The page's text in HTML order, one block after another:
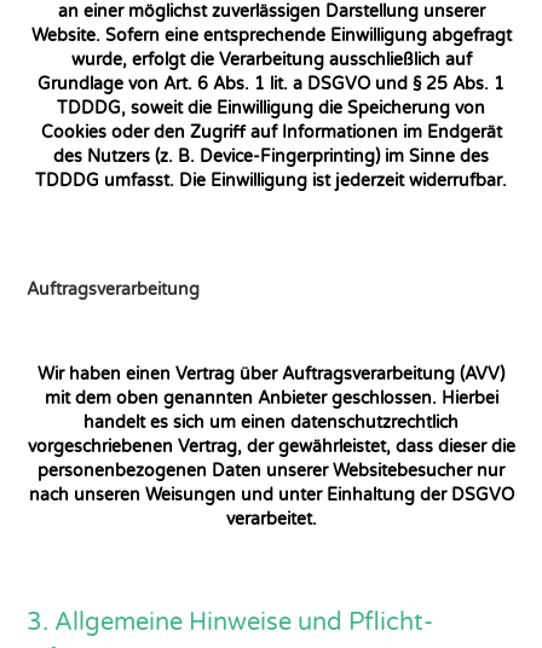
an einer möglichst zuverlässigen Darstellung unserer
Website. Sofern eine entsprechende Einwilligung abgefragt
wurde, erfolgt die Verarbeitung ausschließlich auf
Grundlage von Art. 6 Abs. 1 lit. a DSGVO und § 25 Abs. 1
TDDDG, soweit die Einwilligung die Speicherung von
Cookies oder den Zugriff auf Informationen im Endgerät
des Nutzers (z. B. Device-Fingerprinting) im Sinne des
TDDDG umfasst. Die Einwilligung ist jederzeit widerrufbar.
Auftragsverarbeitung
Wir haben einen Vertrag über Auftragsverarbeitung (AVV)
mit dem oben genannten Anbieter geschlossen. Hierbei
handelt es sich um einen datenschutzrechtlich
vorgeschriebenen Vertrag, der gewährleistet, dass dieser die
personenbezogenen Daten unserer Websitebesucher nur
nach unseren Weisungen und unter Einhaltung der DSGVO
verarbeitet.
3. Allgemeine Hinweise und Pflicht­